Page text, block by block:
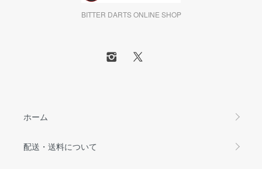
BITTER DARTS ONLINE SHOP
ホーム
配送・送料について